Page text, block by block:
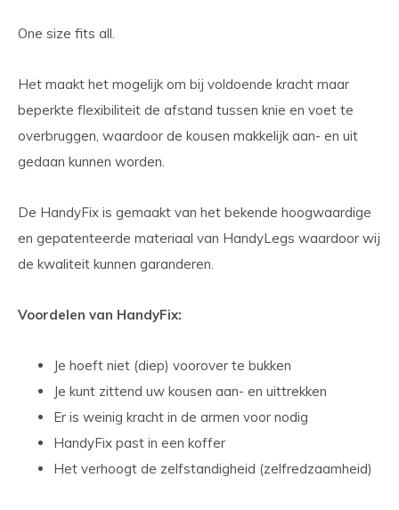
One size fits all.
Het maakt het mogelijk om bij voldoende kracht maar
beperkte flexibiliteit de afstand tussen knie en voet te
overbruggen, waardoor de kousen makkelijk aan- en uit
gedaan kunnen worden.
De HandyFix is gemaakt van het bekende hoogwaardige
en gepatenteerde materiaal van HandyLegs waardoor wij
de kwaliteit kunnen garanderen.
Voordelen van HandyFix:
Je hoeft niet (diep) voorover te bukken
Je kunt zittend uw kousen aan- en uittrekken
Er is weinig kracht in de armen voor nodig
HandyFix past in een koffer
Het verhoogt de zelfstandigheid (zelfredzaamheid)